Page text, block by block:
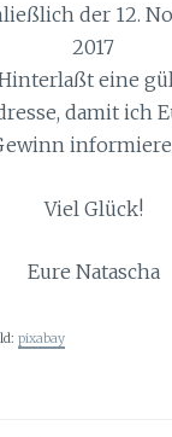
der 12.
2017
eine
damit ich
Viel Glück!
Eure Natascha
pixabay